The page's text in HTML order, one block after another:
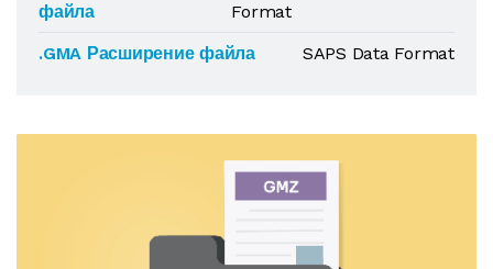
файла
Format
.GMA Расширение файла
SAPS Data Format